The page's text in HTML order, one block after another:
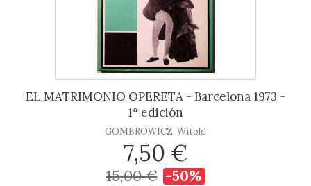
EL MATRIMONIO OPERETA - Barcelona 1973 -
1ª edición
GOMBROWICZ, Witold
7,50 €
15,00 € -50%